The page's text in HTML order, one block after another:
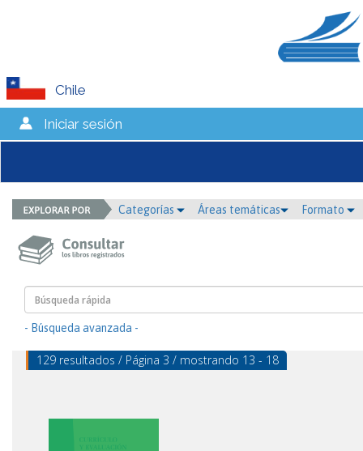
Chile
Iniciar sesión
Categorías Áreas temáticas Formato
- Búsqueda avanzada -
129 resultados / Página 3 / mostrando 13 - 18